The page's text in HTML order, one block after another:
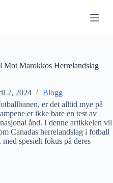
Mot Marokkos Herrelandslag
2, 2024
Blogg
er det alltid mye på
er ikke bare en test av
ånd. I denne artikkelen vil
Canadas herrelandslag i fotball
spesielt fokus på deres